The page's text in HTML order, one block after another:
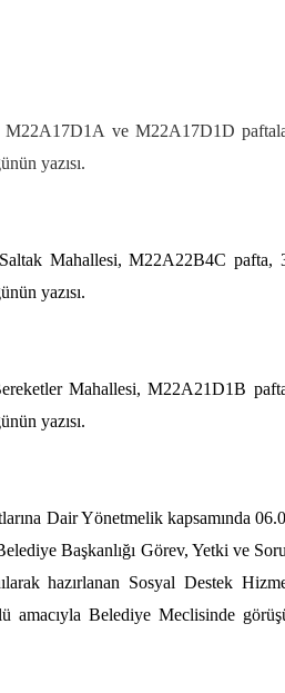
ve M22A17D1D
yazısı.
Mahallesi, M22A22B4C
yazısı.
Mahallesi, M22A21D1B
yazısı.
Dair Yönetmelik kapsamında
Başkanlığı Görev, Yetki ve
hazırlanan Sosyal Destek
amacıyla Belediye Meclisinde